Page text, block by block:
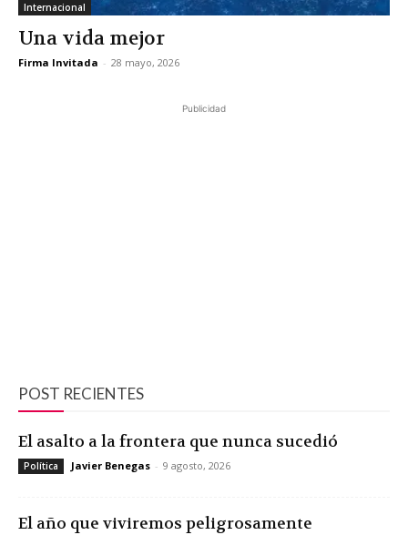
Internacional
Una vida mejor
Firma Invitada - 28 mayo, 2026
Publicidad
POST RECIENTES
El asalto a la frontera que nunca sucedió
Política Javier Benegas - 9 agosto, 2026
El año que viviremos peligrosamente